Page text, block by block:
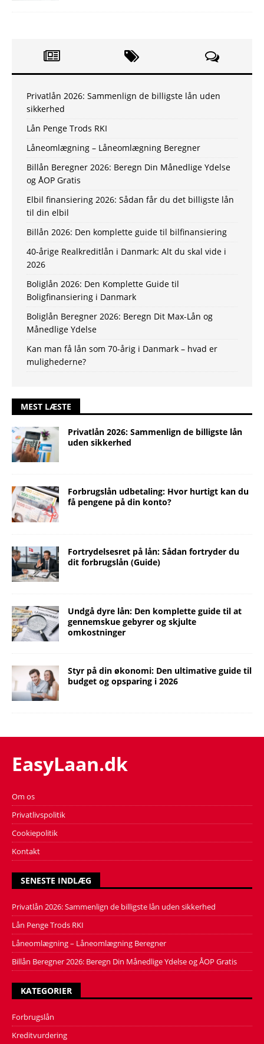
Privatlån 2026: Sammenlign de billigste lån uden
sikkerhed
Lån Penge Trods RKI
Låneomlægning – Låneomlægning Beregner
Billån Beregner 2026: Beregn Din Månedlige Ydelse
og ÅOP Gratis
Elbil finansiering 2026: Sådan får du det billigste lån
til din elbil
Billån 2026: Den komplette guide til bilfinansiering
40-årige Realkreditlån i Danmark: Alt du skal vide i
2026
Boliglån 2026: Den Komplette Guide til
Boligfinansiering i Danmark
Boliglån Beregner 2026: Beregn Dit Max-Lån og
Månedlige Ydelse
Kan man få lån som 70-årig i Danmark – hvad er
mulighederne?
MEST LÆSTE
Privatlån 2026: Sammenlign de billigste lån
uden sikkerhed
Forbrugslån udbetaling: Hvor hurtigt kan du
få pengene på din konto?
Fortrydelsesret på lån: Sådan fortryder du
dit forbrugslån (Guide)
Undgå dyre lån: Den komplette guide til at
gennemskue gebyrer og skjulte
omkostninger
Styr på din økonomi: Den ultimative guide til
budget og opsparing i 2026
EasyLaan.dk
Om os
Privatlivspolitik
Cookiepolitik
Kontakt
SENESTE INDLÆG
Privatlån 2026: Sammenlign de billigste lån uden sikkerhed
Lån Penge Trods RKI
Låneomlægning – Låneomlægning Beregner
Billån Beregner 2026: Beregn Din Månedlige Ydelse og ÅOP Gratis
KATEGORIER
Forbrugslån
Kreditvurdering